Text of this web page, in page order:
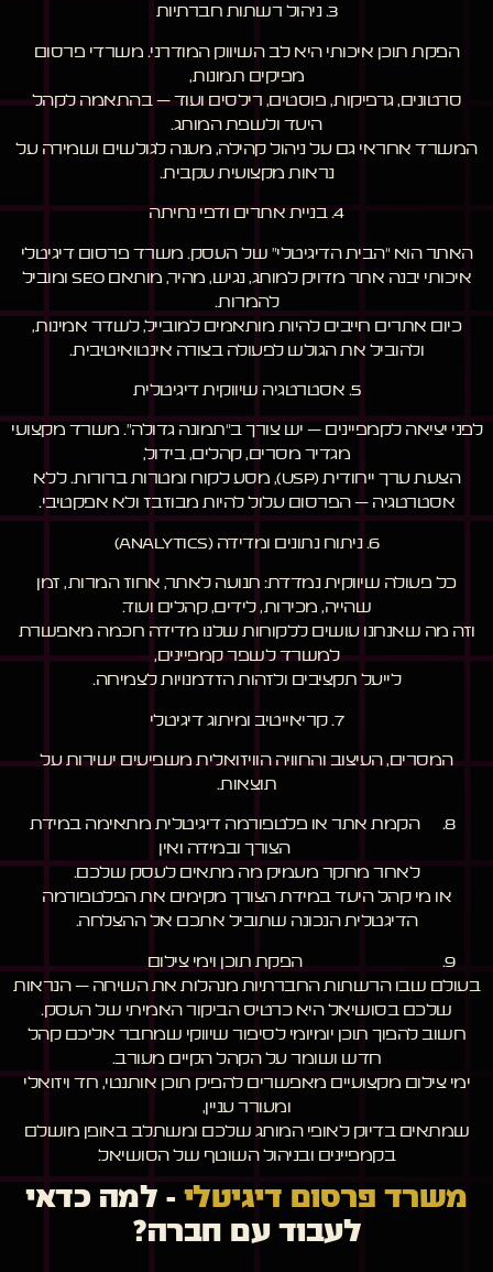
3. ניהול רשתות חברתיות
הפקת תוכן איכותי היא לב השיווק המודרני. משרדי פרסום
מפיקים תמונות,
סרטונים, גרפיקות, פוסטים, רילסים ועוד – בהתאמה לקהל
היעד ולשפת המותג.
המשרד אחראי גם על ניהול קהילה, מענה לגולשים ושמירה על
נראות מקצועית עקבית.
4. בניית אתרים ודפי נחיתה
האתר הוא “הבית הדיגיטלי” של העסק. משרד פרסום דיגיטלי
איכותי יבנה אתר מדויק למותג, נגיש, מהיר, מותאם SEO ומוביל
להמרות.
כיום אתרים חייבים להיות מותאמים למובייל, לשדר אמינות,
ולהוביל את הגולש לפעולה בצורה אינטואיטיבית.
5. אסטרטגיה שיווקית דיגיטלית
לפני יציאה לקמפיינים – יש צורך ב“תמונה גדולה”. משרד מקצועי
מגדיר מסרים, קהלים, בידול,
הצעת ערך ייחודית (USP), מסע לקוח ומטרות ברורות.
ללא
אסטרטגיה – הפרסום עלול להיות מבוזבז ולא אפקטיבי.
6. ניתוח נתונים ומדידה (Analytics)
כל פעולה שיווקית נמדדת: תנועה לאתר, אחוז המרות, זמן
שהייה, מכירות, לידים, קהלים ועוד.
וזה מה שאנחנו עושים ללקוחות שלנו מדידה חכמה מאפשרת
למשרד לשפר קמפיינים,
לייעל תקציבים ולזהות הזדמנויות לצמיחה.
7. קריאייטיב ומיתוג דיגיטלי
המסרים, העיצוב והחוויה הוויזואלית משפיעים ישירות על
תוצאות.
הקמת אתר או פלטפורמה דיגיטלית מתאימה במידת
הצורך ובמידה ואין
לאחר מחקר מעמיק מה מתאים לעסק שלכם.
או מי קהל היעד במידת הצורך מקימים את הפלטפורמה
הדיגטלית הנכונה שתוביל אתכם אל ההצלחה.
הפקת תוכן וימי צילום
בעולם שבו הרשתות החברתיות מנהלות את השיחה – הנראות
שלכם בסושיאל היא כרטיס הביקור האמיתי של העסק.
חשוב להפוך תוכן יומיומי לסיפור שיווקי שמחבר אליכם קהל
חדש ושומר על הקהל הקיים מעורב.
ימי צילום מקצועיים מאפשרים להפיק תוכן אותנטי, חד ויזואלי
ומעורר עניין,
שמתאים בדיוק לאופי המותג שלכם ומשתלב באופן מושלם
בקמפיינים ובניהול השוטף של הסושיאל.
משרד פרסום דיגיטלי – למה כדאי
לעבוד עם חברה?